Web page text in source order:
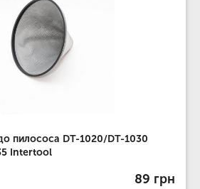
пилососа DT-1020/DT-1030
Intertool
89 грн